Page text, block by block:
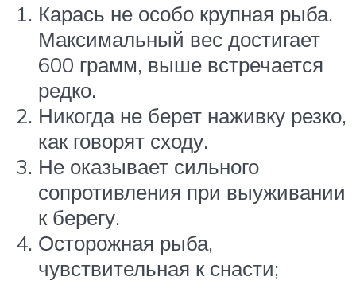
Карась не особо крупная рыба.
Максимальный вес достигает
600 грамм, выше встречается
редко.
Никогда не берет наживку резко,
как говорят сходу.
Не оказывает сильного
сопротивления при выуживании
к берегу.
Осторожная рыба,
чувствительная к снасти;